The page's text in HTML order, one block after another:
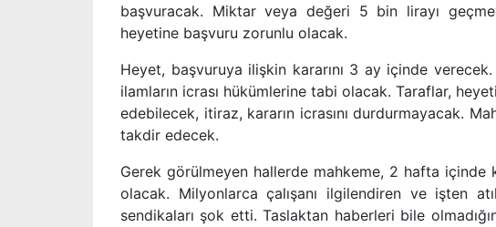
başvuracak. Miktar veya değeri 5 bin lirayı
heyetine başvuru zorunlu olacak.
Heyet, başvuruya ilişkin kararını 3 ay içinde
ilamların icrası hükümlerine tabi olacak. Taraflar,
edebilecek, itiraz, kararın icrasını durdurmayacak.
takdir edecek.
Gerek görülmeyen hallerde mahkeme, 2 hafta içinde
olacak. Milyonlarca çalışanı ilgilendiren ve işten
sendikaları şok etti. Taslaktan haberleri bile